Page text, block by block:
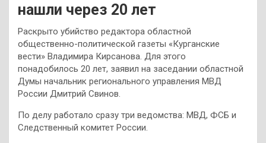
нашли через 20 лет
Раскрыто убийство редактора областной
общественно-политической газеты «Курганские
вести» Владимира Кирсанова. Для этого
понадобилось 20 лет, заявил на заседании областной
Думы начальник регионального управления МВД
России Дмитрий Свинов.
По делу работало сразу три ведомства: МВД, ФСБ и
Следственный комитет России.